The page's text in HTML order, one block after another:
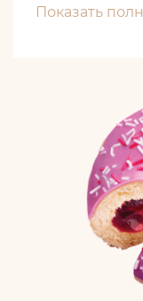
Показать